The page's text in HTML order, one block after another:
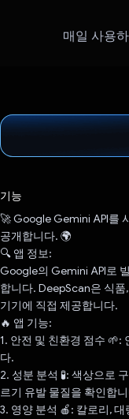
매일 사용
기능
🚀 Google Gemini API를
공개합니다. 🌍
🔍 앱 정보:
Google의 Gemini API로
합니다. DeepScan은 식
기기에 직접 제공합니다.
🔥 앱 기능:
1. 안전 및 친환경 점수 🌱:
다.
2. 성분 분석 🧪: 색상으로
르기 유발 물질을 확인합
3. 영양 분석 🍎: 칼로리,